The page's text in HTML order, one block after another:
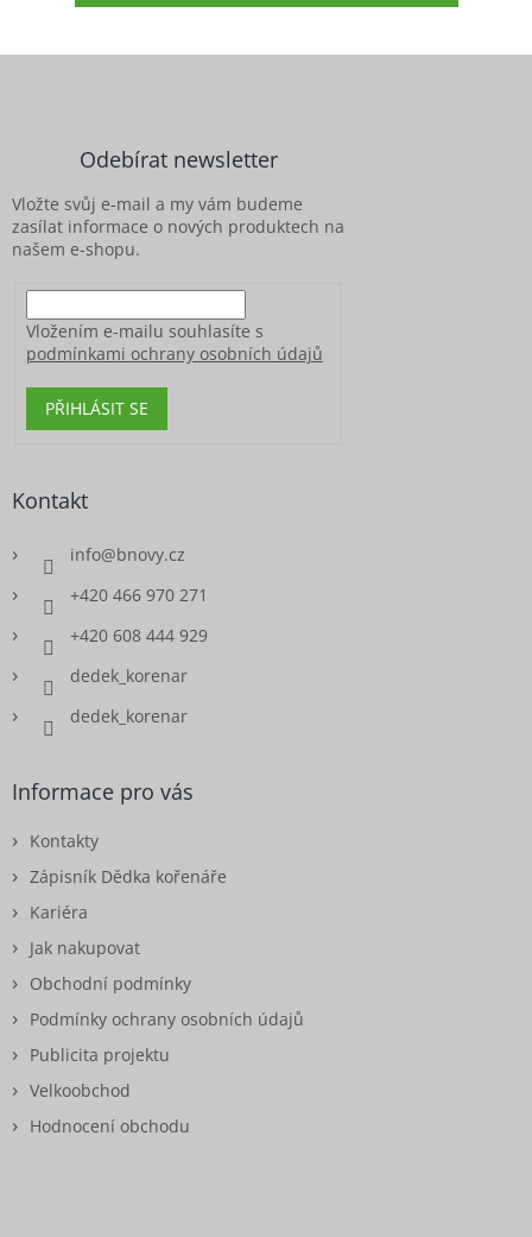
Odebírat newsletter
Vložte svůj e-mail a my vám budeme
zasílat informace o nových produktech na
našem e-shopu.
Vložením e-mailu souhlasíte s
podmínkami ochrany osobních údajů
PŘIHLÁSIT SE
Kontakt
info@bnovy.cz
+420 466 970 271
+420 608 444 929
dedek_korenar
dedek_korenar
Informace pro vás
Kontakty
Zápisník Dědka kořenáře
Kariéra
Jak nakupovat
Obchodní podmínky
Podmínky ochrany osobních údajů
Publicita projektu
Velkoobchod
Hodnocení obchodu